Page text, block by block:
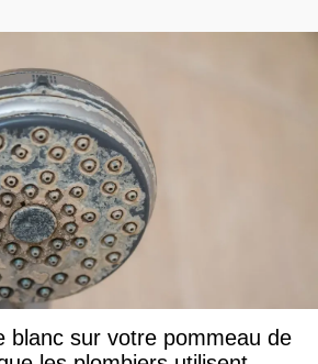
blanc sur votre pommeau de